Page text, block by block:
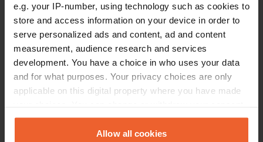
e.g. your IP-number, using technology such as cookies to
store and access information on your device in order to
serve personalized ads and content, ad and content
measurement, audience research and services
development. You have a choice in who uses your data
and for what purposes. Your privacy choices are only
applicable on this digital property where you have made
any time from the Cookie Declaration or by clicking on
the Privacy trigger icon.Allow all cookies
0
Änderungen
0
Fotos
Aktivitätszeitleiste